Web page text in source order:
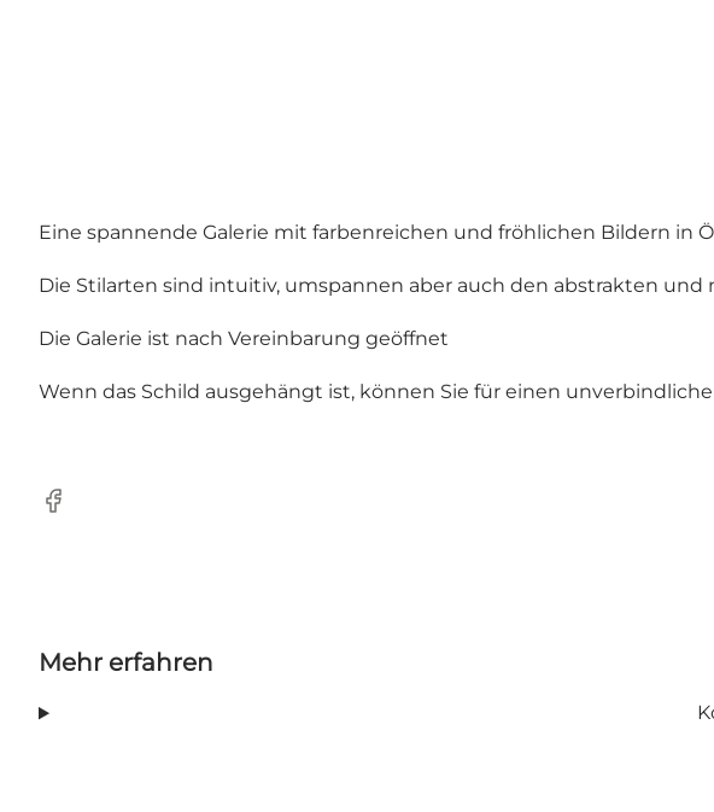
Eine spannende Galerie mit farbenreichen und fröhlichen Bildern in
Die Stilarten sind intuitiv, umspannen aber auch den abstrakten und
Die Galerie ist nach Vereinbarung geöffnet
Wenn das Schild ausgehängt ist, können Sie für einen
Facebook
Mehr erfahren